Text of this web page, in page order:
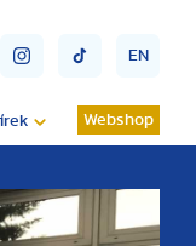
EN
Webshop